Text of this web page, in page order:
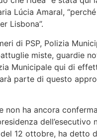
Lúcia Amaral,
Lisbona”.
di PSP, Polizia
miste, guardie
Municipale qui di
parte di questo
non ha ancora
dell’esecutivo
12 ottobre, ha detto